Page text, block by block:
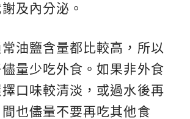
及內分泌。
油鹽含量都比較高，所以
量少吃外食。如果非外食
口味較清淡，或過水後再
也儘量不要再吃其他食